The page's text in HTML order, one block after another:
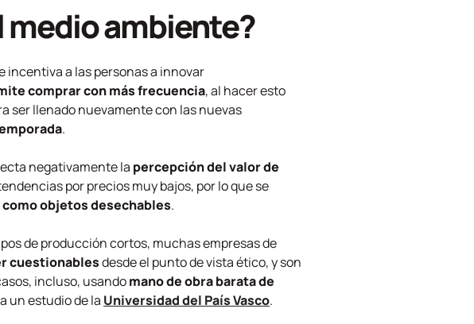
medio ambiente?
incentiva a las personas a innovar
comprar con más frecuencia, al hacer esto
ser llenado nuevamente con las nuevas
.
negativamente la percepción del valor de
por precios muy bajos, por lo que se
objetos desechables.
de producción cortos, muchas empresas de
cuestionablesdesde el punto de vista ético, y son
incluso, usandomano de obra barata de
un estudio de la Universidad del País Vasco.